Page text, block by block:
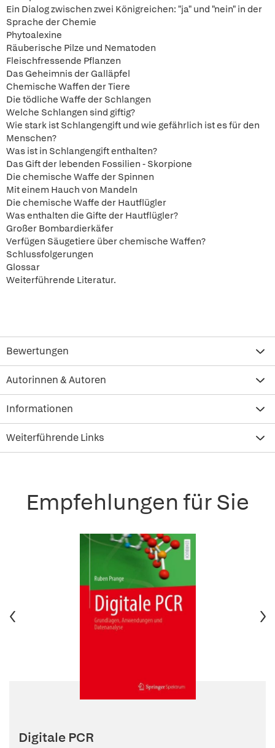
Ein Dialog zwischen zwei Königreichen: "ja" und "nein" in der
Sprache der Chemie
Phytoalexine
Räuberische Pilze und Nematoden
Fleischfressende Pflanzen
Das Geheimnis der Galläpfel
Chemische Waffen der Tiere
Die tödliche Waffe der Schlangen
Welche Schlangen sind giftig?
Wie stark ist Schlangengift und wie gefährlich ist es für den
Menschen?
Was ist in Schlangengift enthalten?
Das Gift der lebenden Fossilien - Skorpione
Die chemische Waffe der Spinnen
Mit einem Hauch von Mandeln
Die chemische Waffe der Hautflügler
Was enthalten die Gifte der Hautflügler?
Großer Bombardierkäfer
Verfügen Säugetiere über chemische Waffen?
Schlussfolgerungen
Glossar
Weiterführende Literatur.
Bewertungen
Autorinnen & Autoren
Informationen
Weiterführende Links
Empfehlungen für Sie
Digitale PCR